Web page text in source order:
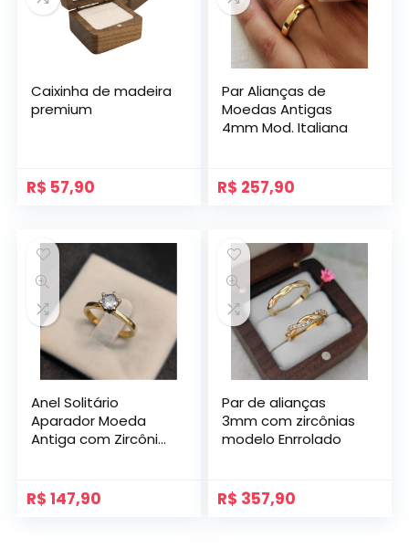
Caixinha de madeira
premium
R$ 57,90
Par Alianças de
Moedas Antigas
4mm Mod. Italiana
R$ 257,90
Anel Solitário
Aparador Moeda
Antiga com Zircônia
R$ 147,90
Par de alianças
3mm com zircônias
modelo Enrrolado
R$ 357,90